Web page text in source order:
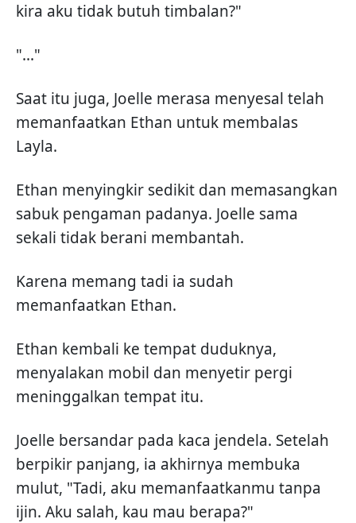
kira aku tidak butuh timbalan?"
"..."
Saat itu juga, Joelle merasa menyesal telah
memanfaatkan Ethan untuk membalas
Layla.
Ethan menyingkir sedikit dan memasangkan
sabuk pengaman padanya. Joelle sama
sekali tidak berani membantah.
Karena memang tadi ia sudah
memanfaatkan Ethan.
Ethan kembali ke tempat duduknya,
menyalakan mobil dan menyetir pergi
meninggalkan tempat itu.
Joelle bersandar pada kaca jendela. Setelah
berpikir panjang, ia akhirnya membuka
mulut, "Tadi, aku memanfaatkanmu tanpa
ijin. Aku salah, kau mau berapa?"